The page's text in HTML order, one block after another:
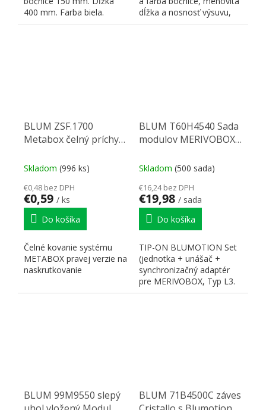
400 mm. Farba biela.
Dynamická nosnosť 25 kg.
dĺžka a nosnosť výsuvu,
typ čelného kovania...
BLUM ZSF.1700
Metabox čelný príchyt
Skladom (996 ks)
€0,48 bez DPH
€0,59 / ks
Do košíka
Čelné kovanie systému
METABOX pravej verzie na
naskrutkovanie
BLUM T60H4540 Sada
modulov MERIVOBOX
15-40kg
Skladom (500 sada)
€16,24 bez DPH
€19,98 / sada
Do košíka
TIP-ON BLUMOTION Set
(jednotka + unášač +
synchronizačný adaptér
pre MERIVOBOX, Typ L3.
Určené pre 40kg výsuvy
BLUM 99M9550 slepý
BLUM 71B4500C záves